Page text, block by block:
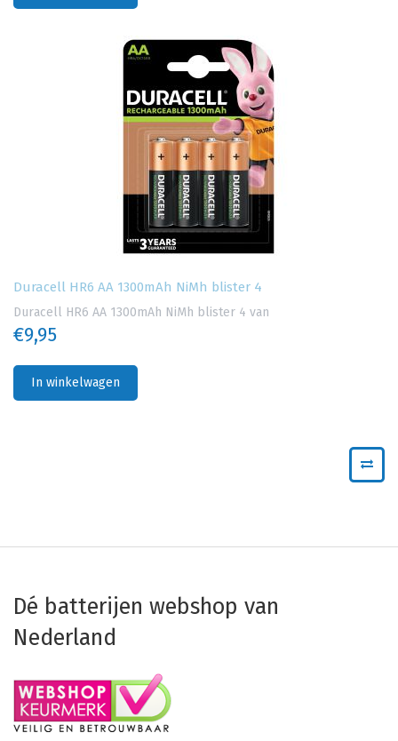
Duracell HR6 AA 1300mAh NiMh blister 4
Duracell HR6 AA 1300mAh NiMh blister 4 van
€9,95
In winkelwagen
Dé batterijen webshop van
Nederland